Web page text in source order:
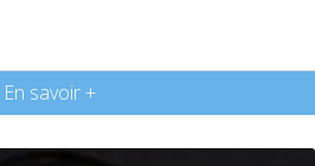
En savoir +